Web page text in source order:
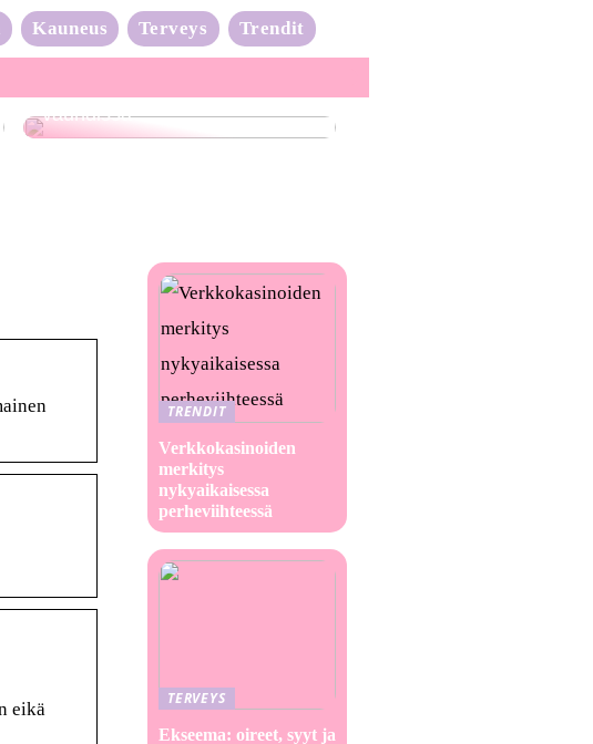
Kauneus Terveys Trendit
Neulonta-aalto on täydessä
vauhdissa
eikä
TRENDIT
Verkkokasinoiden
merkitys
nykyaikaisessa
perheviihteessä
TERVEYS
Ekseema: oireet, syyt ja